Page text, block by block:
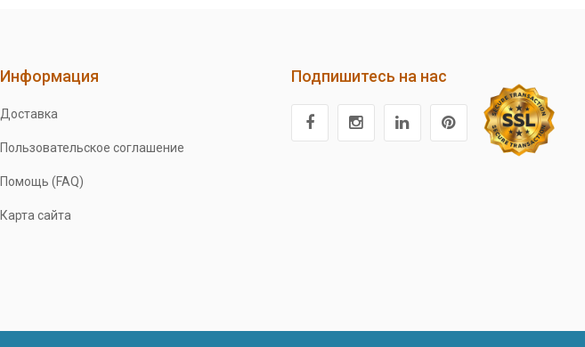
Информация
Доставка
Пользовательское соглашение
Помощь (FAQ)
Карта сайта
Подпишитесь на нас